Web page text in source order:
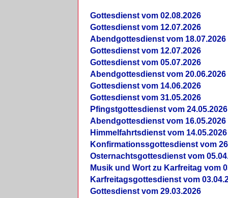
Gottesdienst vom 02.08.2026
Gottesdienst vom 12.07.2026
Abendgottesdienst vom 18.07.2026
Gottesdienst vom 12.07.2026
Gottesdienst vom 05.07.2026
Abendgottesdienst vom 20.06.2026
Gottesdienst vom 14.06.2026
Gottesdienst vom 31.05.2026
Pfingstgottesdienst vom 24.05.2026
Abendgottesdienst vom 16.05.2026
Himmelfahrtsdienst vom 14.05.2026
Konfirmationssgottesdienst vom
Osternachtsgottesdienst vom
Musik und Wort zu Karfreitag vom
Karfreitagsgottesdienst vom
Gottesdienst vom 29.03.2026